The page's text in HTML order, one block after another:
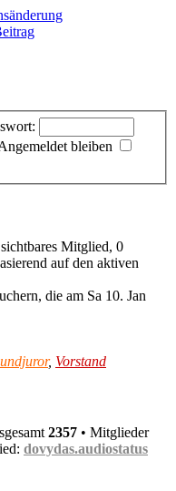
bleiben
Mitglied, 0
auf den aktiven
die am Sa 10. Jan
, Vorstand
2357 • Mitglieder
dovydas.audiostatus